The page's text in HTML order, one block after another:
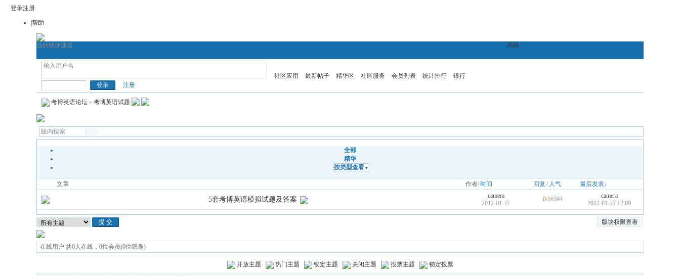
登录注册
|帮助
高级
我的快捷通道
首页
注册
社区应用 最新帖子 精华区 社区服务 会员列表 统计排行 银行
考博英语论坛 » 考博英语试题
全部
精华
按类型查看 ▼
文章 作者/ 时间 回复 / 人气 最后发表↓
5套考博英语模拟试题及答案
camera
2012-01-27
0/16594
camera
2012-01-27 12:09
版块权限查看
在线用户:共0人在线，0位会员(0位隐身)
开放主题 热门主题 锁定主题 关闭主题 投票主题 锁定投票